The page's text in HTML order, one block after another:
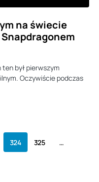
na świecie
był pierwszym
Oczywiście podczas
324 325 …